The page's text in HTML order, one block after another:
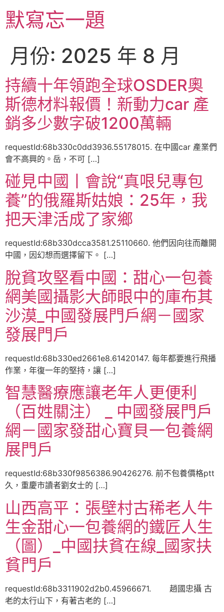
至
主默寫忘一題
月份: 2025 年 8 月
持續十年領跑全球OSDER奧
斯德材料報價！新動力car 產
銷多少數字破1200萬輛
requestId:68b330c0dd3936.55178015. 在中國car 產業們
會不高興的。岳，不可 […]
碰見中國丨會說“真哏兒專包
養”的俄羅斯姑娘：25年，我
把天津活成了家鄉
requestId:68b330dcca3581.25110660. 他們因向往而離開
中國，因幻想而選擇留下。 […]
脫貧攻堅看中國：甜心一包養
網美國攝影大師眼中的庫布其
沙漠_中國發展門戶網－國家
發展門戶
requestId:68b330ed2661e8.61420147. 每年都要進行飛播
作業，年復一年的堅持，讓 […]
智慧醫療應讓老年人更便利
（百姓關注） _ 中國發展門戶
網－國家發甜心寶貝一包養網
展門戶
requestId:68b330f9856386.90426276. 前不包養價格ptt
久，重慶市讀者劉女士的 […]
山西高平：張壁村古稀老人牛
生金甜心一包養網的鐵匠人生
（圖）_中國扶貧在線_國家扶
貧門戶
requestId:68b3311902d2b0.45966671. 趙國忠攝 古
老的太行山下，有著古老的 […]